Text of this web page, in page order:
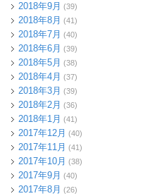
2018年9月 (39)
2018年8月 (41)
2018年7月 (40)
2018年6月 (39)
2018年5月 (38)
2018年4月 (37)
2018年3月 (39)
2018年2月 (36)
2018年1月 (41)
2017年12月 (40)
2017年11月 (41)
2017年10月 (38)
2017年9月 (40)
2017年8月 (26)